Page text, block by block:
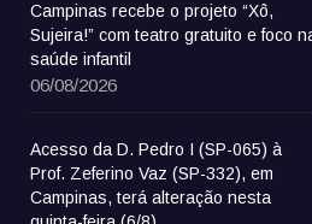
Campinas recebe o projeto “Xô,
Sujeira!” com teatro gratuito e foco
saúde infantil
06/08/2026
Acesso da D. Pedro I (SP-065) à
Prof. Zeferino Vaz (SP-332), em
Campinas, terá alteração nesta